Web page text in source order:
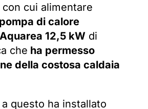
con cui alimentare
di calore
12,5 kWdi
che ha permesso
della costosa caldaia
questo ha installato